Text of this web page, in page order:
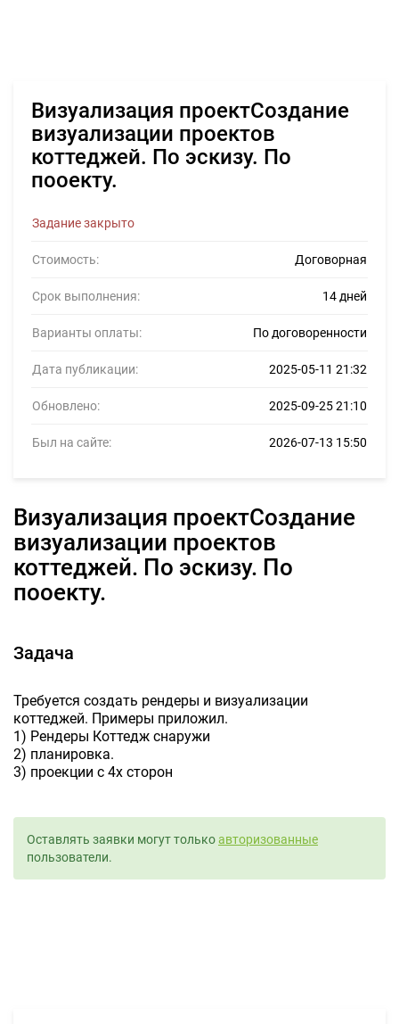
Визуализация проектСоздание
визуализации проектов
коттеджей. По эскизу. По
пооекту.
Задание закрыто
Стоимость: Договорная
Срок выполнения: 14 дней
Варианты оплаты: По договоренности
Дата публикации: 2025-05-11 21:32
Обновлено: 2025-09-25 21:10
Был на сайте: 2026-07-13 15:50
Визуализация проектСоздание
визуализации проектов
коттеджей. По эскизу. По
пооекту.
Задача
Требуется создать рендеры и визуализации
коттеджей. Примеры приложил.
1) Рендеры Коттедж снаружи
2) планировка.
3) проекции с 4х сторон
Оставлять заявки могут толькоавторизованные
пользователи.